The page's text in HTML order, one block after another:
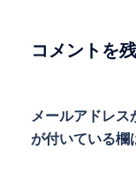
ョコメントを
メールアドレス
が付いている欄